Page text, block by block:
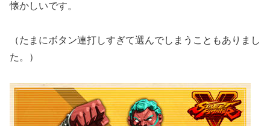
懐かしいです。
（たまにボタン連打しすぎて選んでしまうこともありまし
た。）